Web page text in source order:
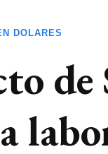
DOLARES
de